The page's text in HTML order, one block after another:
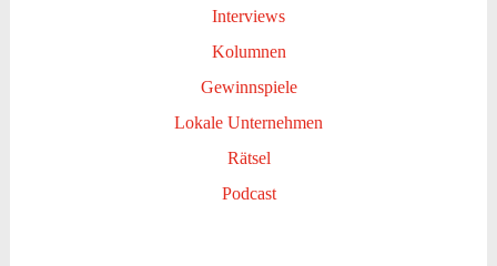
Interviews
Kolumnen
Gewinnspiele
Lokale Unternehmen
Rätsel
Podcast